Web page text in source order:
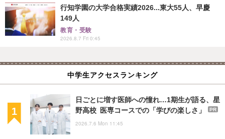
行知学園の大学合格実績2026...東大55人、早慶
149人
教育・受験
2026.8.7 Fri 0:45
中学生アクセスランキング
日ごとに増す医師への憧れ…1期生が語る、星
野高校 医専コースでの「学びの楽しさ」
PR
2026.7.6 Mon 11:45